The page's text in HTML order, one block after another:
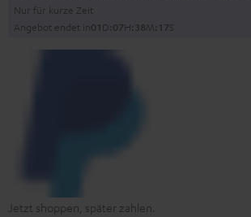
Nur für kurze Zeit
Angebot endet in01D:07H: 38M:16S
Jetzt shoppen, später zahlen.